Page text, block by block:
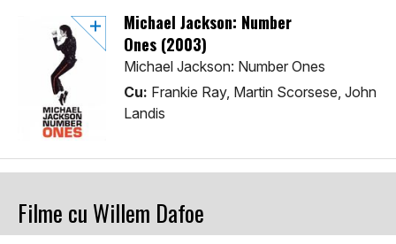
Michael Jackson: Number
Ones (2003)
Michael Jackson: Number Ones
Cu: Frankie Ray, Martin Scorsese, John
Landis
Filme cu Willem Dafoe